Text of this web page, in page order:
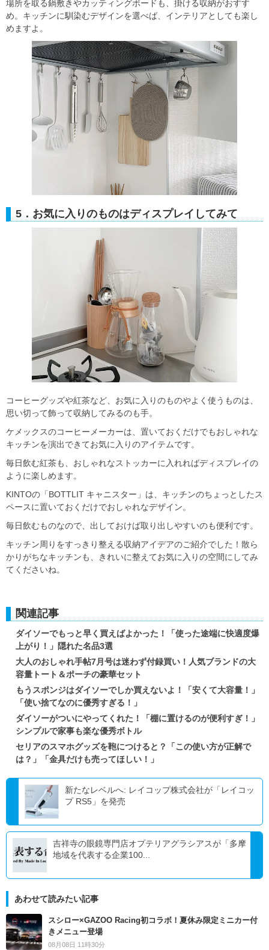
場所を取る鍋敷きやカッティングボードも、掛ける収納がおすす
め。キッチンに馴染むデザインを選べば、インテリアとしても楽し
めますよ。
5．お気に入りのものはディスプレイしてみて
コーヒーグッズや紅茶など、お気に入りのものやよく使うものは、
思い切って飾って収納してみるのも手。
ケメックスのコーヒーメーカーは、置いておくだけでもおしゃれな
キッチンを演出できてお気に入りのアイテムです。
毎日飲む紅茶も、おしゃれなストッカーに入れればディスプレイの
ように楽しめます。
KINTOの「BOTTLIT キャニスター」は、キッチンのちょっとしたス
ペースに置いておくだけでおしゃれなデザイン。
毎日飲むものなので、出しておけば取り出しやすいのも便利です。
キッチン周りをすっきり整える収納アイデアのご紹介でした！散ら
かりがちなキッチンも、きれいに整えてお気に入りの空間にしてみ
てくださいね。
関連記事
ダイソーでもっと早く買えばよかった！「使った途端に快適度爆
上がり！」隠れた名品3選
大人のおしゃれ手帖7月号は迷わず付録買い！人気ブランドの大
容量トート＆ポーチの豪華セット
もうスポンジはダイソーでしか買えないよ！「安くて大容量！」
「使い捨てなのに優秀すぎる！」
ダイソーがついにやってくれた！「棚に置けるのが便利すぎ！」
シンプルで家事も楽な優秀ボトル
セリアのスマホグッズを鞄につけると？「この使い方が正解で
は？」「金具だけも売ってほしい！」
新たなレベルへ: レイコップ株式会社が「レイコッ
プ RS5」を発売
吉祥寺の眼鏡専門店オプテリアグラシアスが「多摩
地域を代表する企業100...
あわせて読みたい記事
スシロー×GAZOO Racing初コラボ！夏休み限定ミニカー付
きメニュー登場
08月08日 11時30分